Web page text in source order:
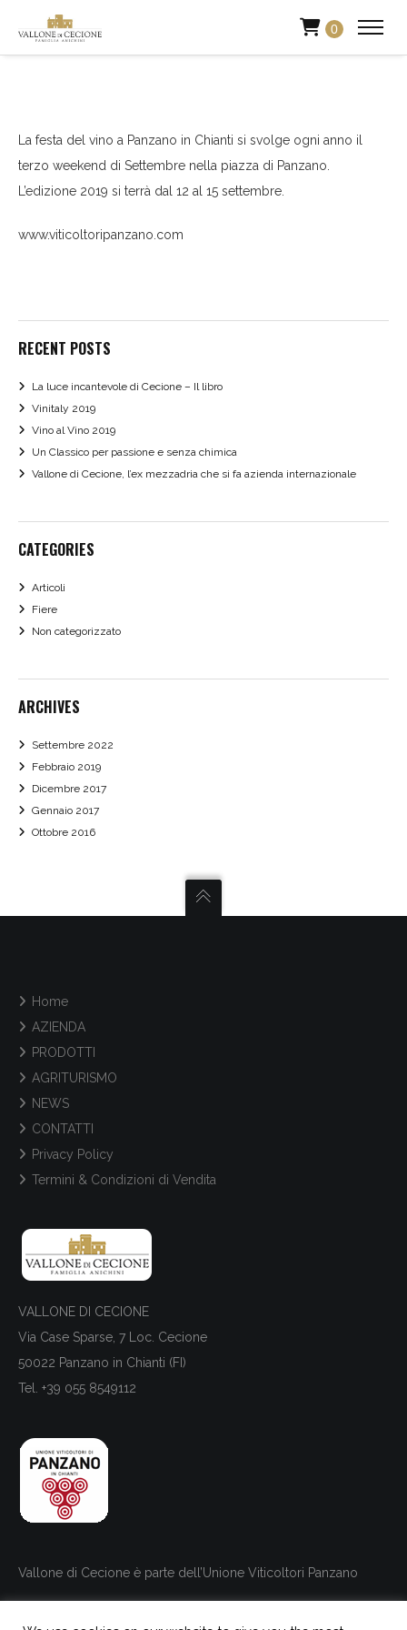
0
La festa del vino a Panzano in Chianti si svolge ogni anno il
terzo weekend di Settembre nella piazza di Panzano.
L’edizione 2019 si terrà dal 12 al 15 settembre.
www.viticoltoripanzano.com
RECENT POSTS
La luce incantevole di Cecione – Il libro
Vinitaly 2019
Vino al Vino 2019
Un Classico per passione e senza chimica
Vallone di Cecione, l’ex mezzadria che si fa azienda internazionale
CATEGORIES
Articoli
Fiere
Non categorizzato
ARCHIVES
Settembre 2022
Febbraio 2019
Dicembre 2017
Gennaio 2017
Ottobre 2016
Home
AZIENDA
PRODOTTI
AGRITURISMO
NEWS
CONTATTI
Privacy Policy
Termini & Condizioni di Vendita
VALLONE DI CECIONE
Via Case Sparse, 7 Loc. Cecione
50022 Panzano in Chianti (FI)
Tel. +39 055 8549112
Vallone di Cecione è parte dell’Unione Viticoltori Panzano